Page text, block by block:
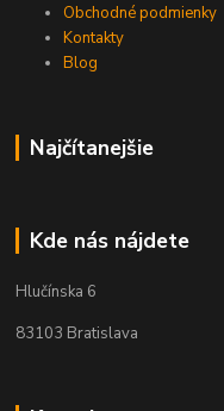
Obchodné podmienky
Kontakty
Blog
Najčítanejšie
Kde nás nájdete
Hlučínska 6
83103 Bratislava